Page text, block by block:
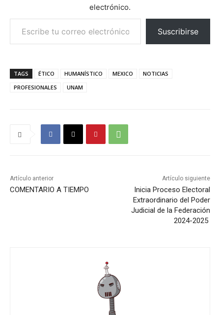
electrónico.
Escribe tu correo electrónico…
Suscribirse
TAGS ÉTICO HUMANÍSTICO MEXICO
NOTICIAS
PROFESIONALES
UNAM
Artículo anterior
COMENTARIO A TIEMPO
Artículo siguiente
Inicia Proceso Electoral
Extraordinario del Poder
Judicial de la Federación
2024-2025